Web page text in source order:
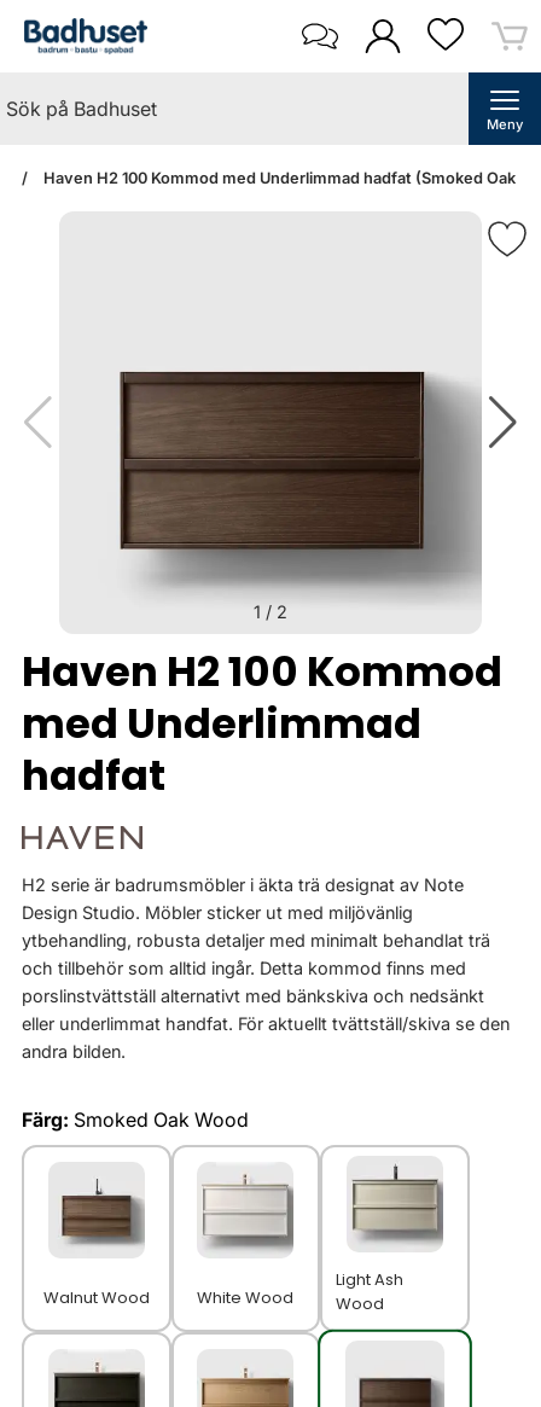
Meny
Haven H2 100 Kommod med Underlimmad hadfat (Smoked Oak
1 / 2
Haven H2 100 Kommod
med Underlimmad
hadfat
H2 serie är badrumsmöbler i äkta trä designat av Note
Design Studio. Möbler sticker ut med miljövänlig
ytbehandling, robusta detaljer med minimalt behandlat trä
och tillbehör som alltid ingår. Detta kommod finns med
porslinstvättställ alternativt med bänkskiva och nedsänkt
eller underlimmat handfat. För aktuellt tvättställ/skiva se den
andra bilden.
Färg: Smoked Oak Wood
Walnut Wood White Wood
Light Ash
Wood